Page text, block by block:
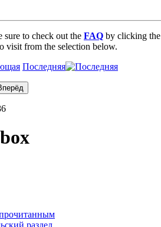
to check out the FAQ by clicking
visit from the selection below.
Последняя